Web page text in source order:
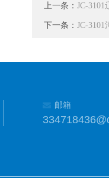
上一条： JC-
下一条： JC-
邮箱